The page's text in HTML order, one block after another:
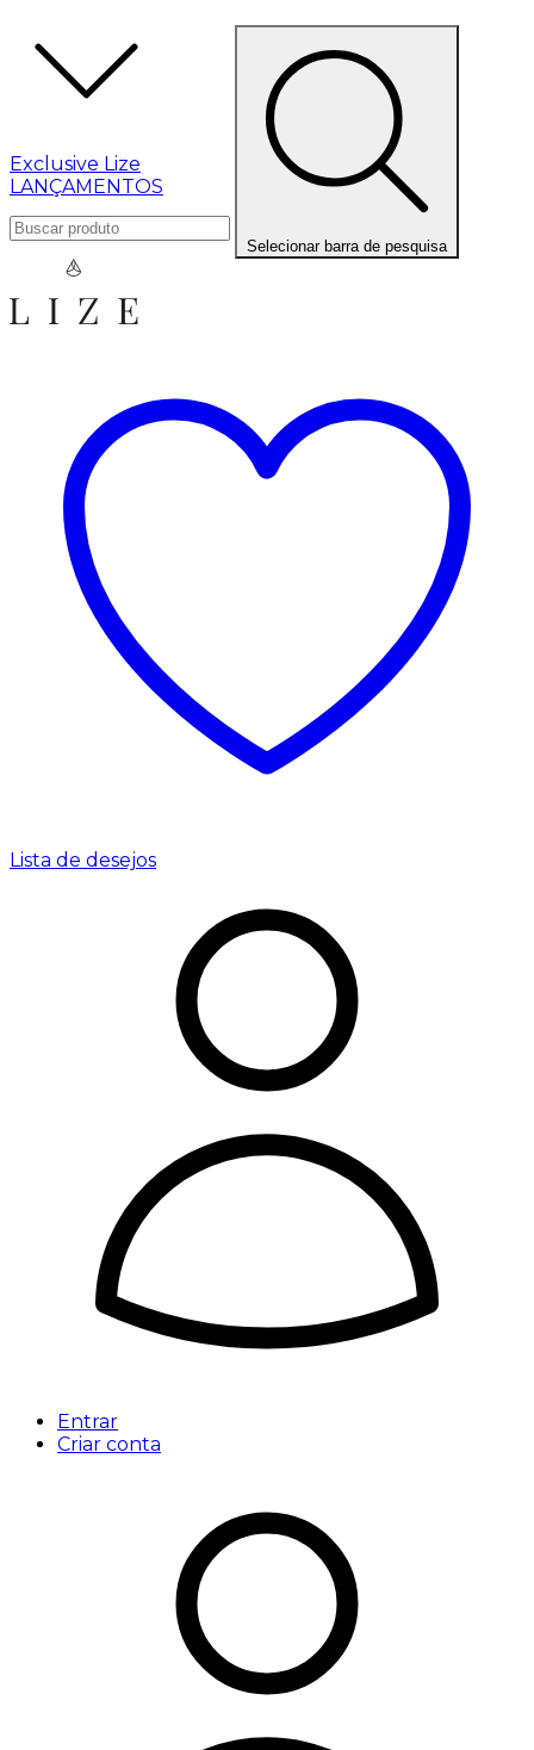
Exclusive Lize
LANÇAMENTOS
Selecionar barra de pesquisa
Lista de desejos
Entrar
Criar conta